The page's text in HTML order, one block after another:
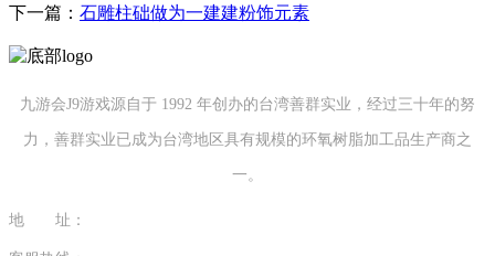
下一篇： 石雕柱础做为一建建粉饰元素
九游会J9游戏源自于 1992 年创办的台湾善群实业，经过三十年的努
力，善群实业已成为台湾地区具有规模的环氧树脂加工品生产商之
一。
地 址：